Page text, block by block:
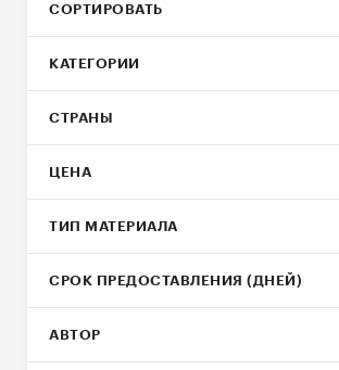
СОРТИРОВАТЬ
КАТЕГОРИИ
СТРАНЫ
ЦЕНА
ТИП МАТЕРИАЛА
СРОК ПРЕДОСТАВЛЕНИЯ (ДНЕЙ)
АВТОР